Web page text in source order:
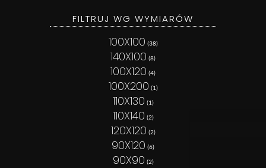
FILTRUJ WG WYMIARÓW
100X100 (38)
140X100 (8)
100X120 (4)
100X200 (1)
110X130 (1)
110X140 (2)
120X120 (2)
90X120 (6)
90X90 (2)